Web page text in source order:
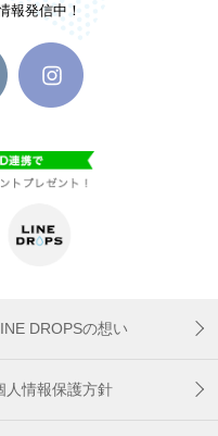
報発信中！
DROPSの想い
人情報保護方針